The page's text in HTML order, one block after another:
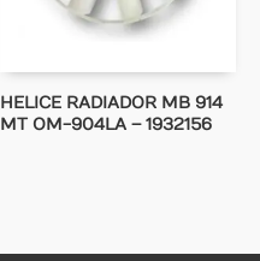
HELICE RADIADOR MB 914
MT OM-904LA – 1932156